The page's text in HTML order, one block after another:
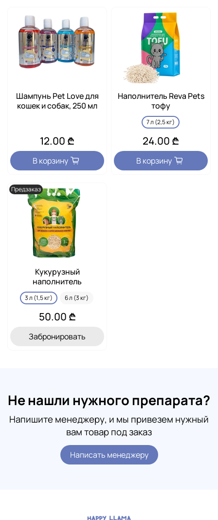
Шампунь Pet Love для
кошек и собак, 250 мл
12.00 ₾
В корзину
Наполнитель Reva Pets
тофу
7 л (2,5 кг)
24.00 ₾
В корзину
Предзаказ
Кукурузный
наполнитель
3 л (1,5 кг) 6 л (3 кг)
50.00 ₾
Забронировать
Не нашли нужного препарата?
Напишите менеджеру, и мы привезем нужный
вам товар под заказ
Написать менеджеру